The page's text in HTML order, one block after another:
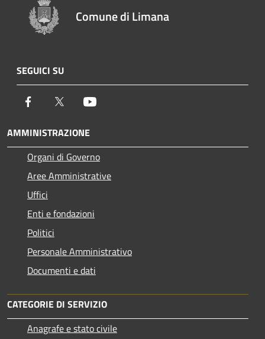
Comune di Limana
SEGUICI SU
Facebook Twitter
AMMINISTRAZIONE
Organi di Governo
Aree Amministrative
Uffici
Enti e fondazioni
Politici
Personale Amministrativo
Documenti e dati
CATEGORIE DI SERVIZIO
Anagrafe e stato civile